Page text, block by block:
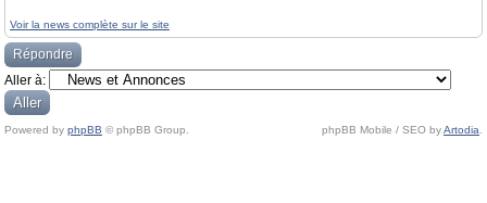
Voir la news complète sur le site
Répondre
Aller à:
Powered by phpBB © phpBB Group. phpBB Mobile / SEO byArtodia